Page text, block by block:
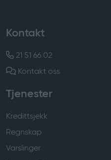
Kontakt
21 51 66 02
Kontakt oss
Tjenester
Kredittsjekk
Regnskap
Varslinger